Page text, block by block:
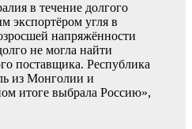
в течение долгого
экспортёром угля в
напряжённости
не могла найти
поставщика. Республика
из Монголии и
итоге выбрала Россию»,